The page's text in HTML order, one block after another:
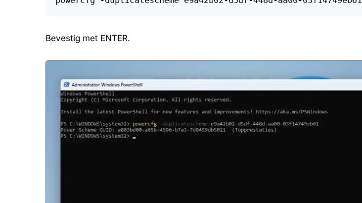
Bevestig met ENTER.